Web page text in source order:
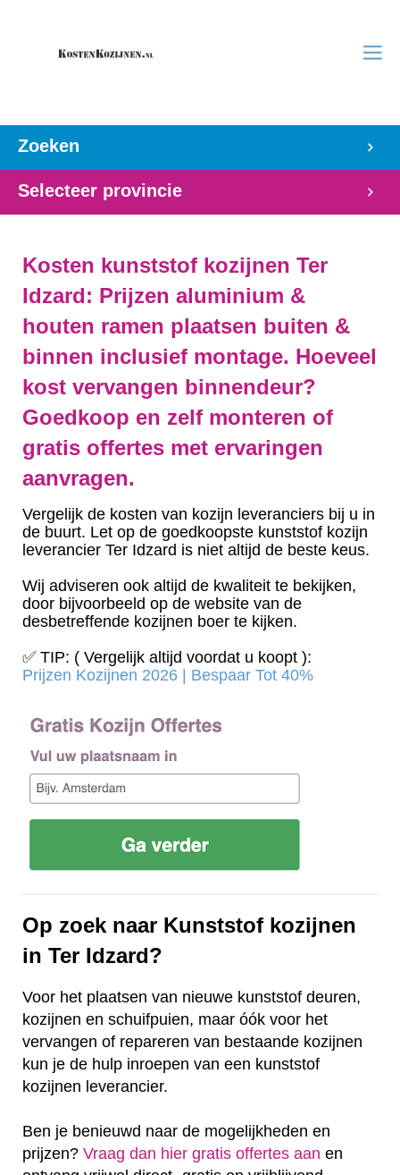
Zoeken
Selecteer provincie
Kosten kunststof kozijnen Ter
Idzard: Prijzen aluminium &
houten ramen plaatsen buiten &
binnen inclusief montage. Hoeveel
kost vervangen binnendeur?
Goedkoop en zelf monteren of
gratis offertes met ervaringen
aanvragen.
Vergelijk de kosten van kozijn leveranciers bij u in
de buurt. Let op de goedkoopste kunststof kozijn
leverancier Ter Idzard is niet altijd de beste keus.
Wij adviseren ook altijd de kwaliteit te bekijken,
door bijvoorbeeld op de website van de
desbetreffende kozijnen boer te kijken.
✅ TIP: ( Vergelijk altijd voordat u koopt ):
Prijzen Kozijnen 2026 | Bespaar Tot 40%‎
Op zoek naar Kunststof kozijnen
in Ter Idzard?
Voor het plaatsen van nieuwe kunststof deuren,
kozijnen en schuifpuien, maar óók voor het
vervangen of repareren van bestaande kozijnen
kun je de hulp inroepen van een kunststof
kozijnen leverancier.
Ben je benieuwd naar de mogelijkheden en
prijzen? Vraag dan hier gratis offertes aan en